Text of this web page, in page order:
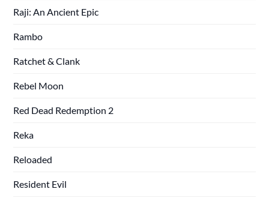
Raji: An Ancient Epic
Rambo
Ratchet & Clank
Rebel Moon
Red Dead Redemption 2
Reka
Reloaded
Resident Evil